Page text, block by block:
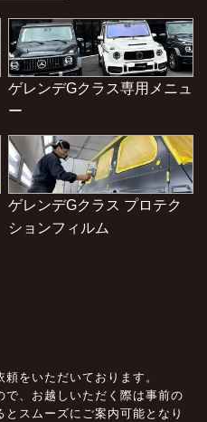
ゲレンデGクラス専用メニュ
ー
ゲレンデGクラス プロテク
ションフィルム
をいただいております。
、お越しいただく際は事前の
スムーズにご案内可能となり